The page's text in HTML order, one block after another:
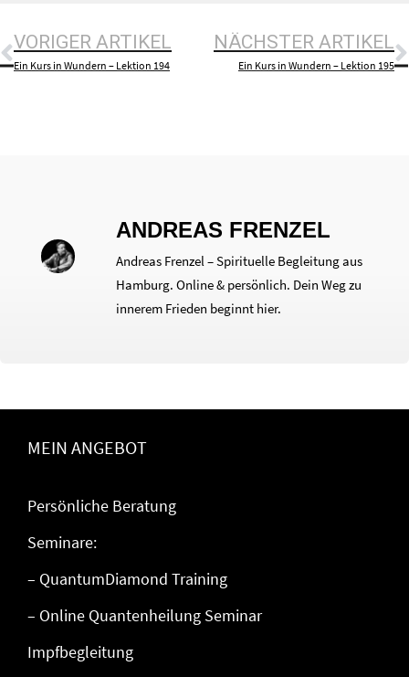
VORIGER ARTIKEL
Ein Kurs in Wundern – Lektion 194
NÄCHSTER ARTIKEL
Ein Kurs in Wundern – Lektion 195
ANDREAS FRENZEL
Andreas Frenzel – Spirituelle Begleitung aus
Hamburg. Online & persönlich. Dein Weg zu
innerem Frieden beginnt hier.
MEIN ANGEBOT
Persönliche Beratung
Seminare:
– QuantumDiamond Training
– Online Quantenheilung Seminar
Impfbegleitung